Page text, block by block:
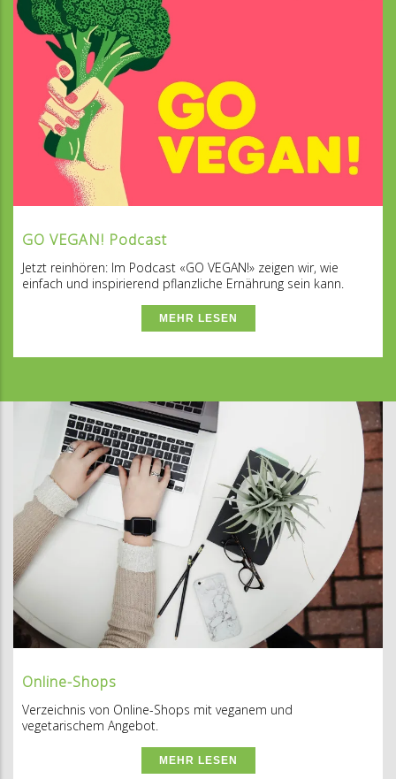
GO VEGAN! Podcast
Jetzt reinhören: Im Podcast «GO VEGAN!» zeigen wir, wie
einfach und inspirierend pflanzliche Ernährung sein kann.
MEHR LESEN
Online-Shops
Verzeichnis von Online-Shops mit veganem und
vegetarischem Angebot.
MEHR LESEN